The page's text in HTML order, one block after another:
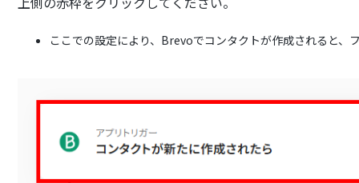
ここでの設定により、Brevoでコンタクトが作成されると、